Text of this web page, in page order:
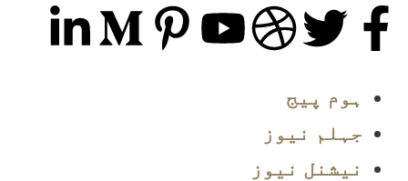
ہوم پیج
جہلم نیوز
نیشنل نیوز